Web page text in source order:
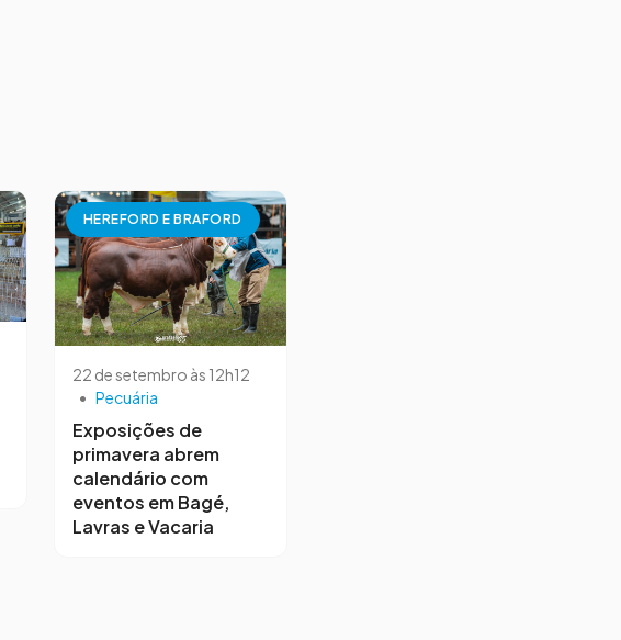
HEREFORD E BRAFORD
22 de setembro às 12h12
• Pecuária
Exposições de
primavera abrem
calendário com
eventos em Bagé,
Lavras e Vacaria